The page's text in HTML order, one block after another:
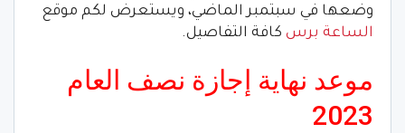
وضعها في سبتمبر الماضي، ويستعرض لكم موقع
الساعة برس كافة التفاصيل.
موعد نهاية إجازة نصف العام
2023